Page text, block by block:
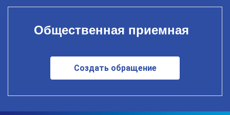
Общественная приемная
Создать обращение